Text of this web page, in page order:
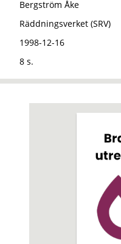
Bergström Åke
Räddningsverket (SRV)
1998-12-16
8 s.